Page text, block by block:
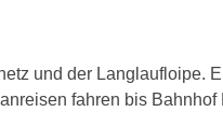
und der Langlaufloipe.
fahren bis Bahnhof